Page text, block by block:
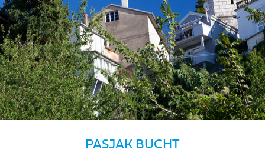
PASJAK BUCHT